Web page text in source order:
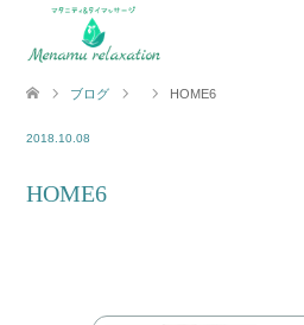
ブログ HOME6
2018.10.08
HOME6